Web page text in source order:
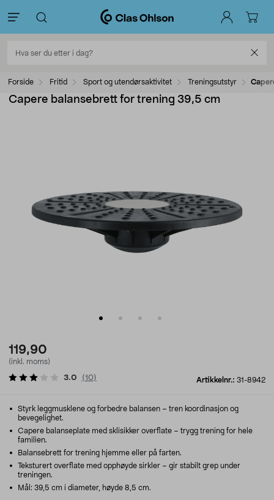
Forside Fritid Sport og utendørsaktivitet Treningsutstyr
Capere balansebrett for trening 39,5 cm
119,90
(inkl. moms)
Artikkelnr.: 31-8942
3.0 (10)
Styrk leggmusklene og forbedre balansen – tren koordinasjon og
bevegelighet.
Capere balanseplate med sklisikker overflate – trygg trening for hele
familien.
Balansebrett for trening hjemme eller på farten.
Teksturert overflate med opphøyde sirkler – gir stabilt grep under
treningen.
Mål: 39,5 cm i diameter, høyde 8,5 cm.